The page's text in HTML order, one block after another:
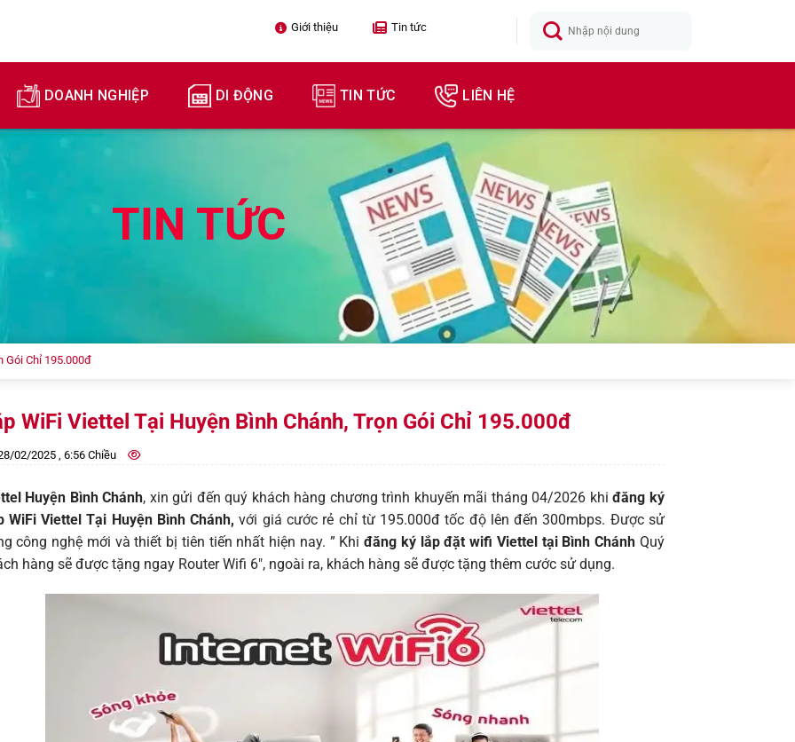
Giới thiệu  Tin tức
DOANH NGHIỆP DI ĐỘNG TIN TỨC LIÊN HỆ
TIN TỨC
Gói Chỉ 195.000đ
WiFi Viettel Tại Huyện Bình Chánh, Trọn Gói Chỉ 195.000đ
02/2025 , 6:56 Chiều
Huyện Bình Chánh, xin gửi đến quý khách hàng chương trình khuyến mãi tháng 04/2026 khiđăng ký
WiFi Viettel Tại Huyện Bình Chánh, với giá cước rẻ chỉ từ 195.000đ tốc độ lên đến 300mbps. Được sử
công nghệ mới và thiết bị tiên tiến nhất hiện nay. ” Khiđăng ký lắp đặt wifi Viettel tại Bình Chánh Quý
hàng sẽ được tặng ngay Router Wifi 6″, ngoài ra, khách hàng sẽ được tặng thêm cước sử dụng.